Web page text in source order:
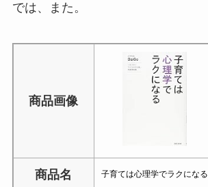
では、また。
商品画像
商品名 子育ては心理学でラクになる